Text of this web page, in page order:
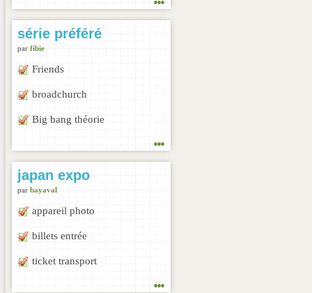
série préféré
par fibie
Friends
broadchurch
Big bang théorie
...
japan expo
par bayaval
appareil photo
billets entrée
ticket transport
...